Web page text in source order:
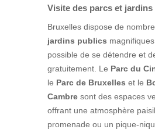
Visite des parcs et
Bruxelles dispose de
jardins publics
possible de se détendre et
gratuitement. Le Parc du
le Parc de Bruxelles et le
Cambresont des espaces
offrant une atmosphère
promenade ou un pique-